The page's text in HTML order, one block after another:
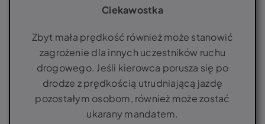
Ciekawostka
Zbyt mała prędkość również może stanowić
zagrożenie dla innych uczestników ruchu
drogowego. Jeśli kierowca porusza się po
drodze z prędkością utrudniającą jazdę
pozostałym osobom, również może zostać
ukarany mandatem.